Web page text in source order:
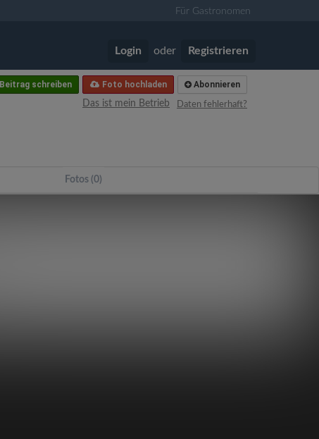
Für Gastronomen
Login oder Registrieren
Abonnieren
Foto hochladen
Beitrag schreiben
Daten fehlerhaft?
Das ist mein Betrieb
Fotos (0)